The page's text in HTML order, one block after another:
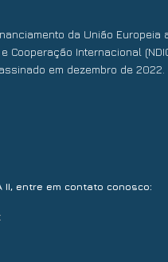
da União
Cooperação Internacional
assinado em dezembro de
II, entre em contato conosco: